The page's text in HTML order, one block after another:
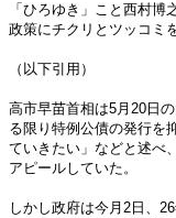
「ひろゆき」こと西村
政策にチクリとツッコミ
（以下引用）
高市早苗首相は5月20日
る限り特例公債の発行を
ていきたい」などと述べ
アピールしていた。
しかし政府は今月2日、